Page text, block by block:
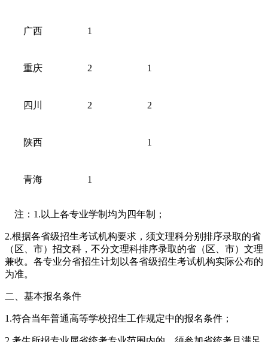
广西 1
重庆 2 1
四川 2 2
陕西 1
青海 1
注：1.以上各专业学制均为四年制；
2.根据各省级招生考试机构要求，须文理科分别排序录取的省
（区、市）招文科，不分文理科排序录取的省（区、市）文理
兼收。各专业分省招生计划以各省级招生考试机构实际公布的
为准。
二、基本报名条件
1.符合当年普通高等学校招生工作规定中的报名条件；